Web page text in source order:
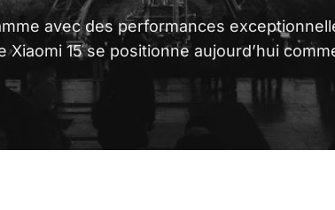
avec des performances
15 se positionne aujourd’hui